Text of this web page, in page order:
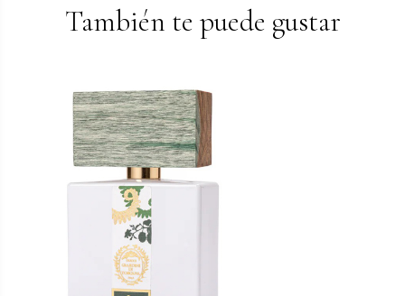
También te puede gustar